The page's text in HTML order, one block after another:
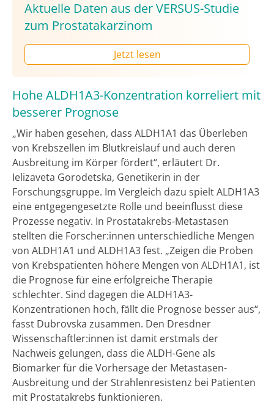
Aktuelle Daten aus der VERSUS-Studie
zum Prostatakarzinom
Jetzt lesen
Hohe ALDH1A3-Konzentration korreliert mit
besserer Prognose
„Wir haben gesehen, dass ALDH1A1 das Überleben
von Krebszellen im Blutkreislauf und auch deren
Ausbreitung im Körper fördert“, erläutert Dr.
Ielizaveta Gorodetska, Genetikerin in der
Forschungsgruppe. Im Vergleich dazu spielt ALDH1A3
eine entgegengesetzte Rolle und beeinflusst diese
Prozesse negativ. In Prostatakrebs-Metastasen
stellten die Forscher:innen unterschiedliche Mengen
von ALDH1A1 und ALDH1A3 fest. „Zeigen die Proben
von Krebspatienten höhere Mengen von ALDH1A1, ist
die Prognose für eine erfolgreiche Therapie
schlechter. Sind dagegen die ALDH1A3-
Konzentrationen hoch, fällt die Prognose besser aus“,
fasst Dubrovska zusammen. Den Dresdner
Wissenschaftler:innen ist damit erstmals der
Nachweis gelungen, dass die ALDH-Gene als
Biomarker für die Vorhersage der Metastasen-
Ausbreitung und der Strahlenresistenz bei Patienten
mit Prostatakrebs funktionieren.